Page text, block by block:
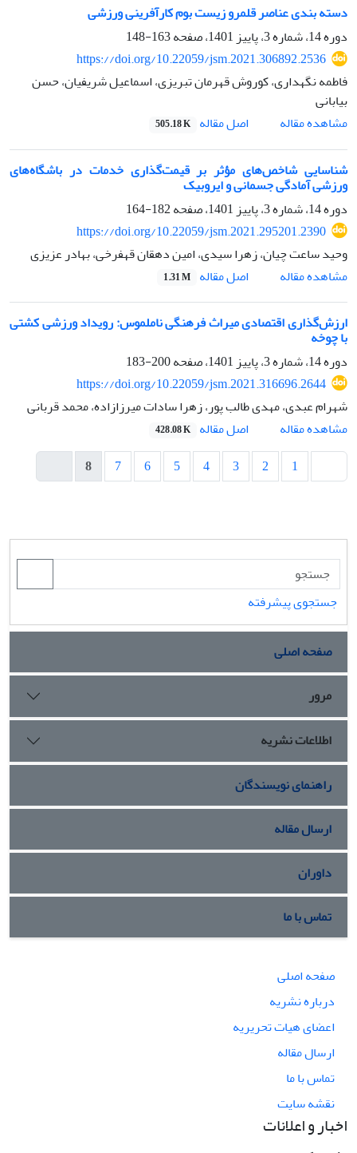
دسته بندی عناصر قلمرو زیست بوم کارآفرینی ورزشی
دوره 14، شماره 3، پاییز 1401، صفحه
163-148
https://doi.org/10.22059/jsm.2021.306892.2536
فاطمه نگهداری، کوروش قهرمان تبریزی، اسماعیل شریفیان، حسن
بیابانی
مشاهده مقاله
اصل مقاله 505.18 K
شناسایی شاخص‌های مؤثر بر قیمت‌گذاری خدمات در باشگاه‌های
ورزشی آمادگی جسمانی و ایروبیک
دوره 14، شماره 3، پاییز 1401، صفحه
182-164
https://doi.org/10.22059/jsm.2021.295201.2390
وحید ساعت چیان، زهرا سیدی، امین دهقان قهفرخی، بهادر عزیزی
مشاهده مقاله
اصل مقاله 1.31 M
ارزش‌گذاری اقتصادی میراث فرهنگی ناملموس: رویداد ورزشی کشتی
با چوخه
دوره 14، شماره 3، پاییز 1401، صفحه
200-183
https://doi.org/10.22059/jsm.2021.316696.2644
شهرام عبدی، مهدی طالب پور، زهرا سادات میرزازاده، محمد قربانی
مشاهده مقاله
اصل مقاله 428.08 K
1
2
3
4
5
6
7
8
جستجوی پیشرفته
صفحه اصلی
مرور
اطلاعات نشریه
راهنمای نویسندگان
ارسال مقاله
داوران
تماس با ما
صفحه اصلی
درباره نشریه
اعضای هیات تحریریه
ارسال مقاله
تماس با ما
نقشه سایت
اخبار و اعلانات